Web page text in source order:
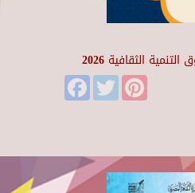
الثقافية 2026
FacebookTwitter